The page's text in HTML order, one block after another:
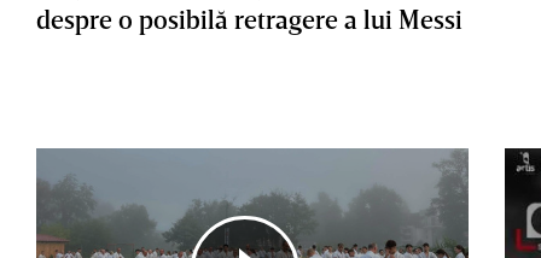
despre o posibilă retragere a lui Messi